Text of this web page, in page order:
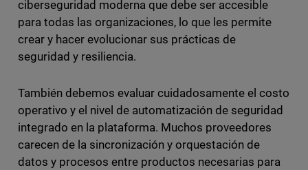
ciberseguridad moderna que debe ser accesible
para todas las organizaciones, lo que les permite
crear y hacer evolucionar sus prácticas de
seguridad y resiliencia.
También debemos evaluar cuidadosamente el costo
operativo y el nivel de automatización de seguridad
integrado en la plataforma. Muchos proveedores
carecen de la sincronización y orquestación de
datos y procesos entre productos necesarias para